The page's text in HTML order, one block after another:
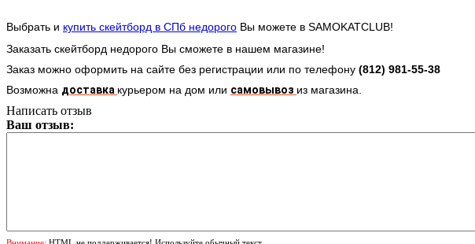
Выбрать и купить скейтборд в СПб недорого Вы можете в SAMOKATCLUB!
Заказать скейтборд недорого Вы сможете в нашем магазине!
Заказ можно оформить на сайте без регистрации или по телефону (812) 981-55-38
Возможна доставка курьером на дом или самовывоз из магазина.
Написать отзыв
Ваш отзыв: